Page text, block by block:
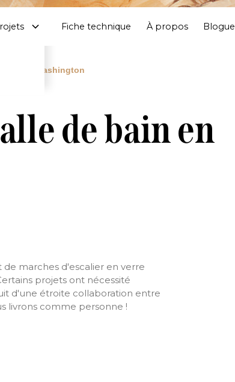
Fiche technique À propos Blogue
verre - Washington
de bain en
de marches d'escalier en verre
projets ont nécessité
d'une étroite collaboration entre
livrons comme personne !